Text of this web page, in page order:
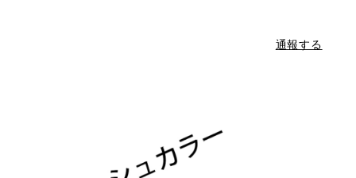
通報する